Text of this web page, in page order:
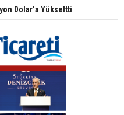
Dolar’a Yükseltti